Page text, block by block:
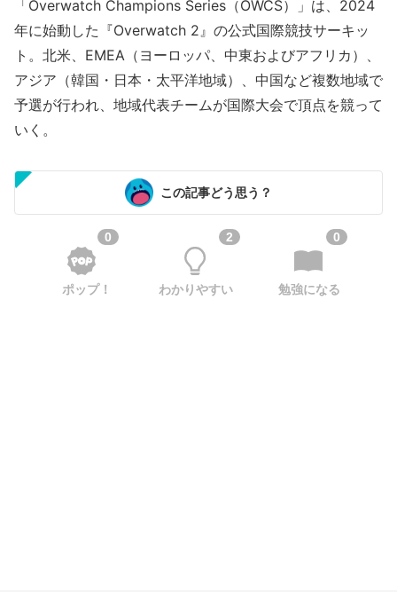
「Overwatch Champions Series（OWCS）」は、2024
年に始動した『Overwatch 2』の公式国際競技サーキッ
ト。北米、EMEA（ヨーロッパ、中東およびアフリカ）、
アジア（韓国・日本・太平洋地域）、中国など複数地域で
予選が行われ、地域代表チームが国際大会で頂点を競って
いく。
この記事どう思う？
0
ポップ！
2
わかりやすい
0
勉強になる